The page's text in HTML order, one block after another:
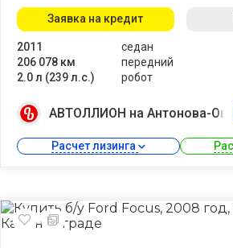
2011
206 078 км
2.0 л (239 л.с.)
седан
передний
робот
Заявка на кредит
АВТОЛЛИОН на Антонова-
Расчет лизинга